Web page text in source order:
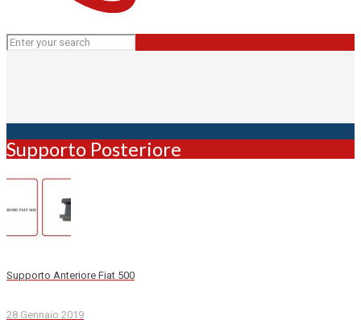
Supporto Posteriore
Supporto Anteriore Fiat 500
28 Gennaio 2019